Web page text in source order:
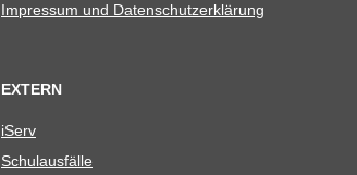
Impres­sum und Datenschutzerklärung
EXTERN
iServ
Schul­aus­fälle